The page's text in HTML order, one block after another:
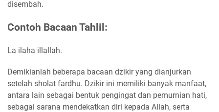
disembah.
Contoh Bacaan Tahlil:
La ilaha illallah.
Demikianlah beberapa bacaan dzikir yang dianjurkan
setelah sholat fardhu. Dzikir ini memiliki banyak manfaat,
antara lain sebagai bentuk pengingat dan pemurnian hati,
sebagai sarana mendekatkan diri kepada Allah, serta